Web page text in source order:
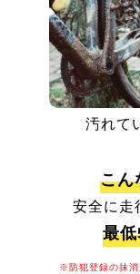
汚れて
こん
安全に走
最
※防犯登録の抹消